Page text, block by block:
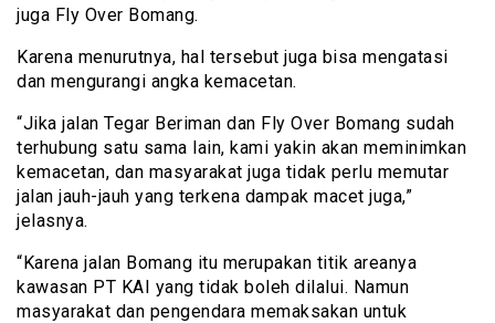
juga Fly Over Bomang.
Karena menurutnya, hal tersebut juga bisa mengatasi
dan mengurangi angka kemacetan.
“Jika jalan Tegar Beriman dan Fly Over Bomang sudah
terhubung satu sama lain, kami yakin akan meminimkan
kemacetan, dan masyarakat juga tidak perlu memutar
jalan jauh-jauh yang terkena dampak macet juga,”
jelasnya.
“Karena jalan Bomang itu merupakan titik areanya
kawasan PT KAI yang tidak boleh dilalui. Namun
masyarakat dan pengendara memaksakan untuk